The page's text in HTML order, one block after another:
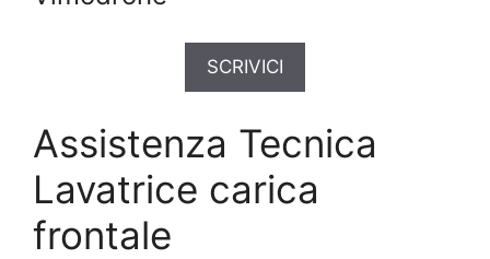
SCRIVICI
Assistenza Tecnica
Lavatrice carica
frontale